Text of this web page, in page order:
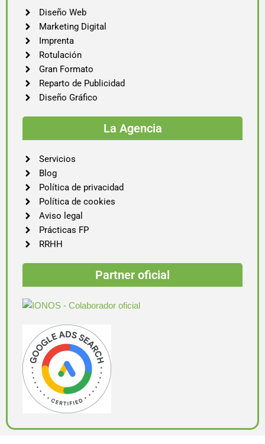
Diseño Web
Marketing Digital
Imprenta
Rotulación
Gran Formato
Reparto de Publicidad
Diseño Gráfico
La Agencia
Servicios
Blog
Política de privacidad
Política de cookies
Aviso legal
Prácticas FP
RRHH
Partner oficial